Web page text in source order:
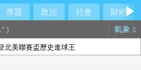
專題 政治 社會
財經
) 氣象
美聯賽盃歷史進球王